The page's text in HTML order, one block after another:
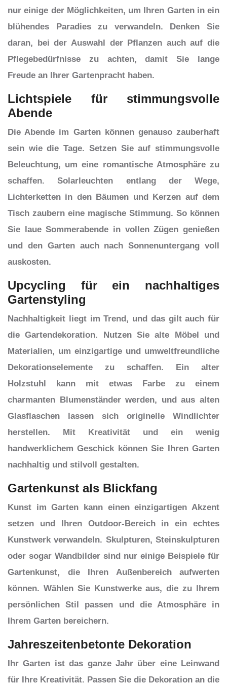
nur einige der Möglichkeiten, um Ihren Garten in ein
blühendes Paradies zu verwandeln. Denken Sie
daran, bei der Auswahl der Pflanzen auch auf die
Pflegebedürfnisse zu achten, damit Sie lange
Freude an Ihrer Gartenpracht haben.
Lichtspiele für stimmungsvolle
Abende
Die Abende im Garten können genauso zauberhaft
sein wie die Tage. Setzen Sie auf stimmungsvolle
Beleuchtung, um eine romantische Atmosphäre zu
schaffen. Solarleuchten entlang der Wege,
Lichterketten in den Bäumen und Kerzen auf dem
Tisch zaubern eine magische Stimmung. So können
Sie laue Sommerabende in vollen Zügen genießen
und den Garten auch nach Sonnenuntergang voll
auskosten.
Upcycling für ein nachhaltiges
Gartenstyling
Nachhaltigkeit liegt im Trend, und das gilt auch für
die Gartendekoration. Nutzen Sie alte Möbel und
Materialien, um einzigartige und umweltfreundliche
Dekorationselemente zu schaffen. Ein alter
Holzstuhl kann mit etwas Farbe zu einem
charmanten Blumenständer werden, und aus alten
Glasflaschen lassen sich originelle Windlichter
herstellen. Mit Kreativität und ein wenig
handwerklichem Geschick können Sie Ihren Garten
nachhaltig und stilvoll gestalten.
Gartenkunst als Blickfang
Kunst im Garten kann einen einzigartigen Akzent
setzen und Ihren Outdoor-Bereich in ein echtes
Kunstwerk verwandeln. Skulpturen, Steinskulpturen
oder sogar Wandbilder sind nur einige Beispiele für
Gartenkunst, die Ihren Außenbereich aufwerten
können. Wählen Sie Kunstwerke aus, die zu Ihrem
persönlichen Stil passen und die Atmosphäre in
Ihrem Garten bereichern.
Jahreszeitenbetonte Dekoration
Ihr Garten ist das ganze Jahr über eine Leinwand
für Ihre Kreativität. Passen Sie die Dekoration an die